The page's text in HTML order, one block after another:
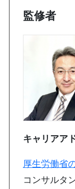
監修者
キャリアア
厚生労働省
コンサルタ